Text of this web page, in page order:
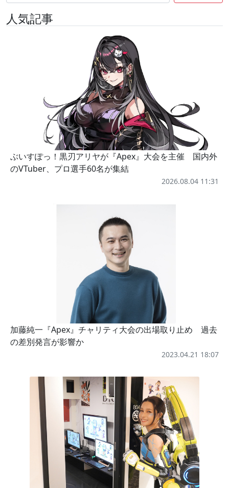
人気記事
ぶいすぽっ！黒刃アリヤが『Apex』大会を主催 国内外
のVTuber、プロ選手60名が集結
2026.08.04 11:31
加藤純一『Apex』チャリティ大会の出場取り止め 過去
の差別発言が影響か
2023.04.21 18:07